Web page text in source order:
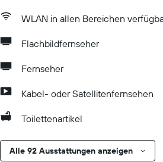
WLAN in allen Bereichen
Flachbildfernseher
Fernseher
Kabel- oder Satellitenfernsehen
Toilettenartikel
Alle 92 Ausstattungen anzeigen